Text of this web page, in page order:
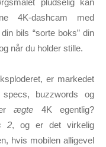
pludselig kan
4K-dashcam med
bils “sorte boks” din
når du holder stille.
er markedet
buzzwords og
ægte 4K egentlig?
2, og er det virkelig
hvis mobilen alligevel